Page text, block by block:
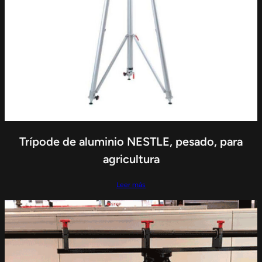
Trípode de aluminio NESTLE, pesado, para
agricultura
Leer más